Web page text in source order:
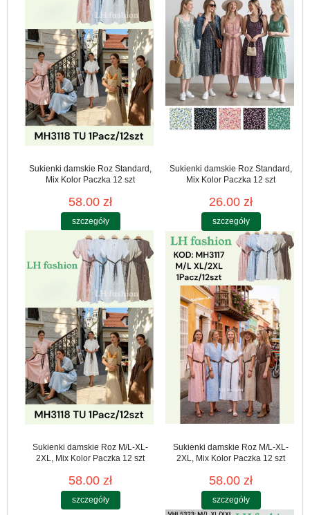
Sukienki damskie Roz Standard,
Mix Kolor Paczka 12 szt
58.00 zł
szczegóły
Sukienki damskie Roz Standard,
Mix Kolor Paczka 12 szt
26.00 zł
szczegóły
Sukienki damskie Roz M/L-XL-
2XL, Mix Kolor Paczka 12 szt
58.00 zł
szczegóły
Sukienki damskie Roz M/L-XL-
2XL, Mix Kolor Paczka 12 szt
58.00 zł
szczegóły